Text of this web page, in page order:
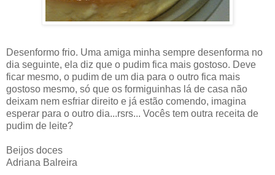
Desenformo frio. Uma amiga minha sempre desenforma no
dia seguinte, ela diz que o pudim fica mais gostoso. Deve
ficar mesmo, o pudim de um dia para o outro fica mais
gostoso mesmo, só que os formiguinhas lá de casa não
deixam nem esfriar direito e já estão comendo, imagina
esperar para o outro dia...rsrs... Vocês tem outra receita de
pudim de leite?
Beijos doces
Adriana Balreira